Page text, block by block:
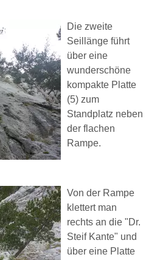
Die zweite
Seillänge führt
über eine
wunderschöne
kompakte Platte
(5) zum
Standplatz neben
der flachen
Rampe.
Von der Rampe
klettert man
rechts an die "Dr.
Steif Kante" und
über eine Platte